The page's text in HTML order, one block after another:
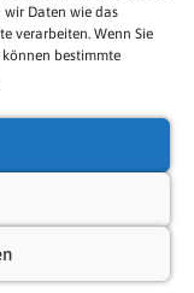
wir Daten wie das
verarbeiten. Wenn Sie
bestimmte